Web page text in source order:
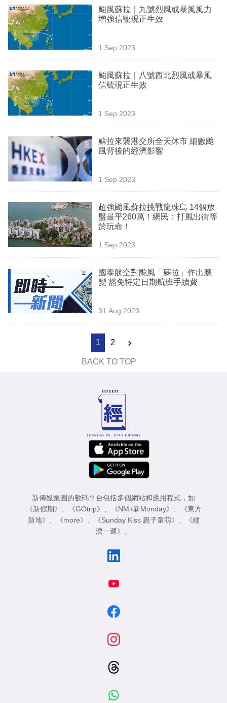
閱
颱風蘇拉｜九號烈風或暴風風力
增強信號現正生效
1 Sep 2023
颱風蘇拉｜八號西北烈風或暴風
信號現正生效
1 Sep 2023
蘇拉來襲港交所全天休市 細數颱
風背後的經濟影響
1 Sep 2023
超強颱風蘇拉挑戰龍珠島 14個放
盤最平260萬！網民：打風出街等
於玩命！
1 Sep 2023
國泰航空對颱風「蘇拉」作出應
變 豁免特定日期航班手續費
31 Aug 2023
1 2
BACK TO TOP
新傳媒集團的數碼平台包括多個網站和應用程式，如
《新假期》 、 《GOtrip》 、 《NM+新Monday》 、
《東方
新地》 、 《more》 、 《Sunday Kiss 親子童萌》 、
《經
濟一週》 。